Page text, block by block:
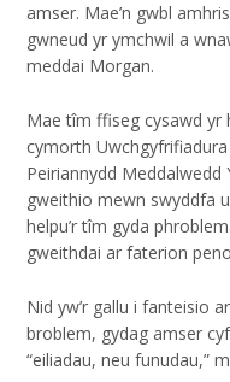
amser. Mae’n gwbl
gwneud yr ymchwil a
meddai Morgan.
Mae tîm ffiseg cysawd yr
cymorth
Peiriannydd
gweithio mewn swyddfa
helpu’r tîm gyda
gweithdai ar faterion
Nid yw’r gallu i fanteisio
broblem, gydag amser
“eiliadau, neu funudau,”